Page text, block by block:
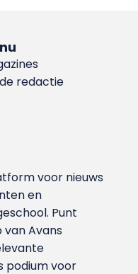
redactie
voor nieuws
en
Punt
Avans
podium voor